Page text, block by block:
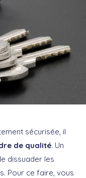
sécurisée, il
de qualité. Un
dissuader les
Pour ce faire, vous